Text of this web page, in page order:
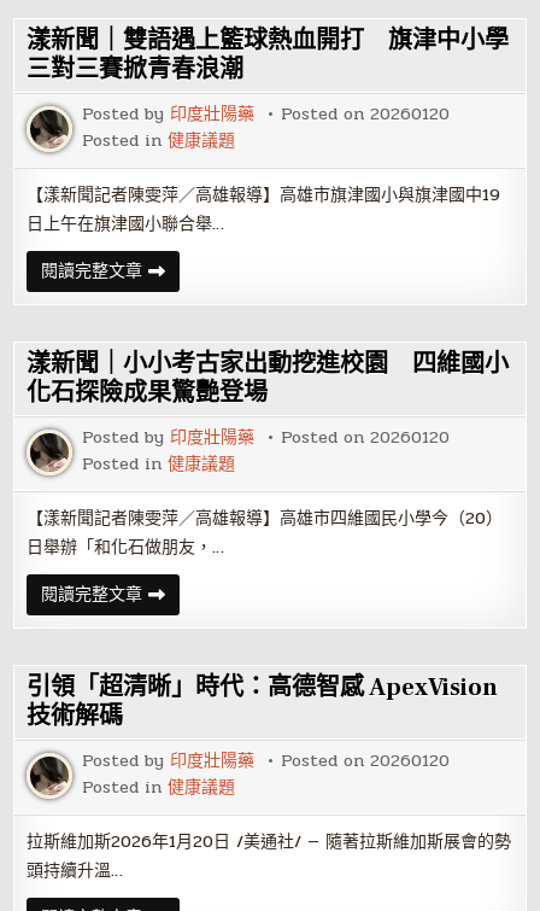
巨
蛋
體
力
挑
戰
柯
志
恩
痛
批
校
事
會
議
新
制
教
師
尊
嚴
與
校
園
陷
風
暴
漾新聞｜雙語遇上籃球熱血開打 旗津中小學
三對三賽掀青春浪潮
Posted by 印度壯陽藥 Posted on20260120
Posted in健康議題
【漾新聞記者陳雯萍／高雄報導】高雄市旗津國小與旗津國中19
日上午在旗津國小聯合舉…
閱讀完整文章漾
新
聞
雙
語
遇
上
籃
球
熱
血
開
打
旗
津
中
小
學
三
對
三
青
春
漾新聞｜小小考古家出動挖進校園 四維國小
化石探險成果驚艷登場
Posted by 印度壯陽藥 Posted on20260120
Posted in健康議題
【漾新聞記者陳雯萍／高雄報導】高雄市四維國民小學今（20）
日舉辦「和化石做朋友，…
閱讀完整文章漾
新
聞
小
小
考
出
動
挖
進
校
園
四
小
引領「超清晰」時代：高德智感 ApexVision
技術解碼
Posted by 印度壯陽藥 Posted on20260120
Posted in健康議題
拉斯維加斯2026年1月20日 /美通社/ — 隨著拉斯維加斯展會的勢
頭持續升溫…